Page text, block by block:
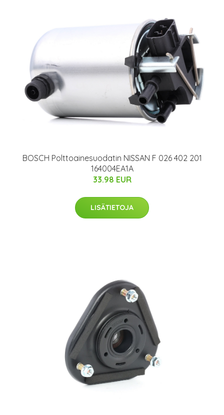
BOSCH Polttoainesuodatin NISSAN F 026 402 201
164004EA1A
33.98 EUR
LISÄTIETOJA